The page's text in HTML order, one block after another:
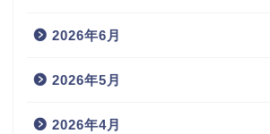
2026年6月
2026年5月
2026年4月